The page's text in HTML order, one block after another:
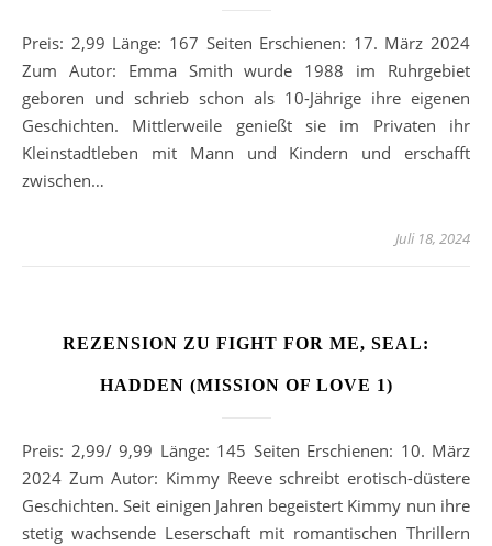
Preis: 2,99 Länge: 167 Seiten Erschienen: 17. März 2024
Zum Autor: Emma Smith wurde 1988 im Ruhrgebiet
geboren und schrieb schon als 10-Jährige ihre eigenen
Geschichten. Mittlerweile genießt sie im Privaten ihr
Kleinstadtleben mit Mann und Kindern und erschafft
zwischen…
Juli 18, 2024
REZENSION ZU FIGHT FOR ME, SEAL:
HADDEN (MISSION OF LOVE 1)
Preis: 2,99/ 9,99 Länge: 145 Seiten Erschienen: 10. März
2024 Zum Autor: Kimmy Reeve schreibt erotisch-düstere
Geschichten. Seit einigen Jahren begeistert Kimmy nun ihre
stetig wachsende Leserschaft mit romantischen Thrillern